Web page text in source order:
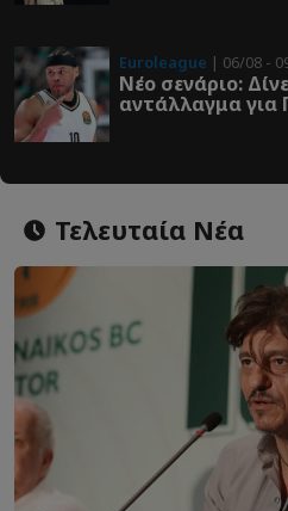
Euroleague | 06/08 -
Νέο σενάριο:
αντάλλαγμα για
Τελευταία Νέα